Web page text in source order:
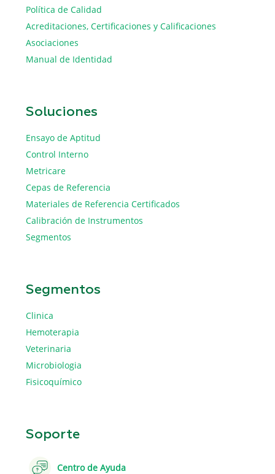
Política de Calidad
Acreditaciones, Certificaciones y Calificaciones
Asociaciones
Manual de Identidad
Soluciones
Ensayo de Aptitud
Control Interno
Metricare
Cepas de Referencia
Materiales de Referencia Certificados
Calibración de Instrumentos
Segmentos
Segmentos
Clinica
Hemoterapia
Veterinaria
Microbiologia
Fisicoquímico
Soporte
Centro de Ayuda